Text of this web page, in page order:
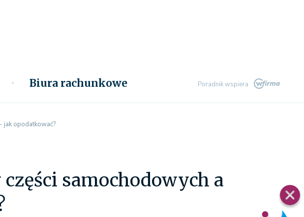
Biura rachunkowe Poradnik wspiera
jak opodatkować?
samochodowych a